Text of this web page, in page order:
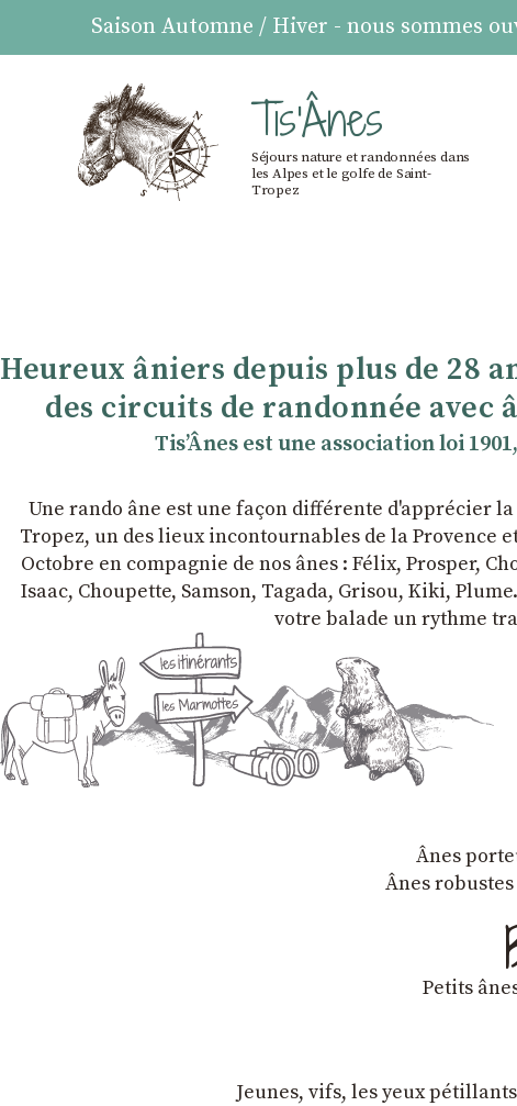
Saison Automne / Hiver - nous sommes
Tis'Ânes
Séjours nature et randonnées dans
les Alpes et le golfe de Saint-
Tropez
Heureux âniers depuis plus de 28
des circuits de randonnée
TisʼÂnes est une association loi
Une rando âne est une façon différente d'apprécier
Tropez, un des lieux incontournables de la Provence
Octobre en compagnie de nos ânes : Félix, Prosper,
Isaac, Choupette, Samson, Tagada, Grisou, Kiki,
votre balade un rythme
Ânes
Ânes
Petits
Jeunes, vifs, les yeux